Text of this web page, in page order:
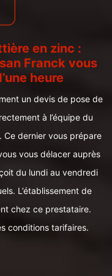
en zinc :
Franck vous
heure
un devis de pose de
à l’équipe du
Ce dernier vous prépare
vous délacer auprès
du lundi au vendredi
L’établissement de
chez ce prestataire.
conditions tarifaires.